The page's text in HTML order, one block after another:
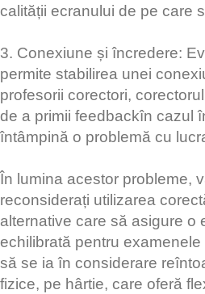
calității ecranului de pe care
3. Conexiune și încredere:
permite stabilirea unei
profesorii corectori,
de a primii feedbackîn cazul
întâmpină o problemă cu
În lumina acestor probleme,
reconsiderați utilizarea
alternative care să asigure o
echilibrată pentru
să se ia în considerare
fizice, pe hârtie, care oferă